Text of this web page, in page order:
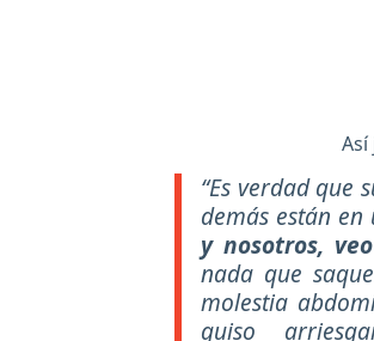
“Es verdad que
demás están
y nosotros,
nada que
molestia
quiso